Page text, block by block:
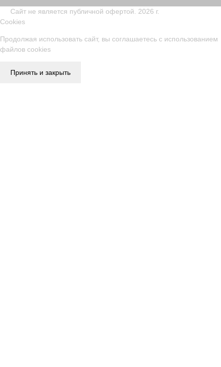
Сайт не является публичной офертой. 2026 г.
Cookies
Продолжая использовать сайт, вы соглашаетесь с использованием
файлов cookies
Принять и закрыть